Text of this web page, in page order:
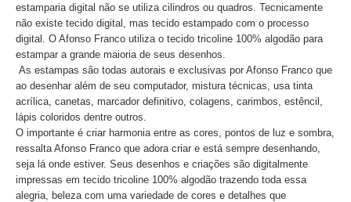
estamparia digital não se utiliza cilindros ou quadros. Tecnicamente
não existe tecido digital, mas tecido estampado com o processo
digital. O Afonso Franco utiliza o tecido tricoline 100% algodão para
estampar a grande maioria de seus desenhos.
As estampas são todas autorais e exclusivas por Afonso Franco que
ao desenhar além de seu computador, mistura técnicas, usa tinta
acrílica, canetas, marcador definitivo, colagens, carimbos, estêncil,
lápis coloridos dentre outros.
O importante é criar harmonia entre as cores, pontos de luz e sombra,
ressalta Afonso Franco que adora criar e está sempre desenhando,
seja lá onde estiver. Seus desenhos e criações são digitalmente
impressas em tecido tricoline 100% algodão trazendo toda essa
alegria, beleza com uma variedade de cores e detalhes que